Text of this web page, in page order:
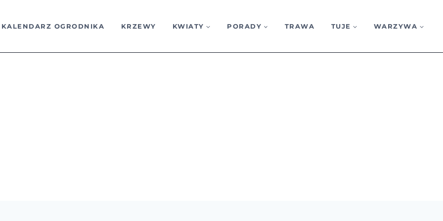
KALENDARZ OGRODNIKA KRZEWY KWIATY PORADY TRAWA TUJE WARZYWA